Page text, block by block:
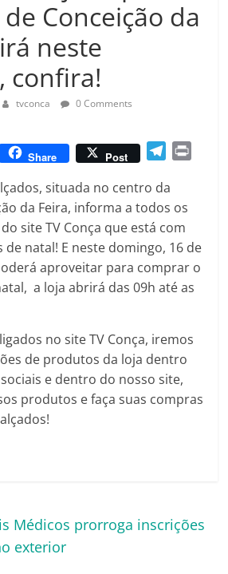
Amorim Conceição da
neste
confira!
tvconca 0 Comments
Share Post
l
e
g
r
a
m
situada no centro da
da Feira, informa a todos os
site TV Conça que está com
natal! E neste domingo, 16 de
aproveitar para comprar o
a loja abrirá das 09h até as
no site TV Conça, iremos
de produtos da loja dentro
e dentro do nosso site,
produtos e faça suas compras
Médicos prorroga inscrições
exterior